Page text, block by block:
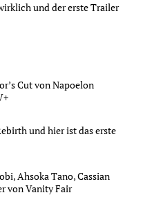
und der erste Trailer
Cut von Napoelon
und hier ist das erste
Ahsoka Tano, Cassian
von Vanity Fair